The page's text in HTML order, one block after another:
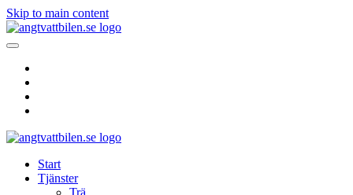
Skip to main content
Start
Tjänster
Trä